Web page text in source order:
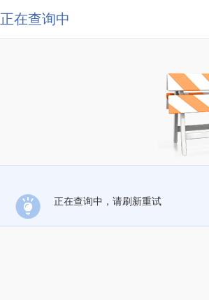
正在查询中
正在查询中，请刷新重试